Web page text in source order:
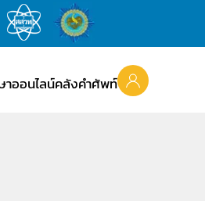
ออนไลน์คลังคำศัพท์